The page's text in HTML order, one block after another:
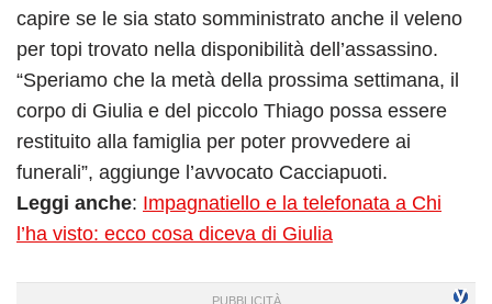
capire se le sia stato somministrato anche il veleno
per topi trovato nella disponibilità dell’assassino.
“Speriamo che la metà della prossima settimana, il
corpo di Giulia e del piccolo Thiago possa essere
restituito alla famiglia per poter provvedere ai
funerali”, aggiunge l’avvocato Cacciapuoti.
Leggi anche: Impagnatiello e la telefonata a Chi
l’ha visto: ecco cosa diceva di Giulia